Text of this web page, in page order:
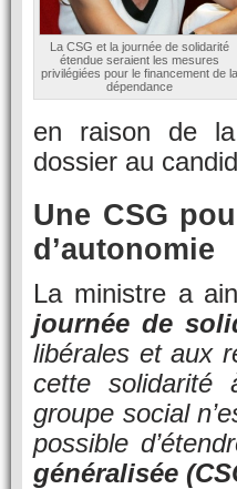
La CSG et la journée de solidarité
étendue seraient les mesures
privilégiées pour le financement de la
dépendance
en raison de
dossier au
Une CSG
d’autonomie
La ministre a
journée de
libérales et aux
cette solidarité
groupe social
possible
généralisée